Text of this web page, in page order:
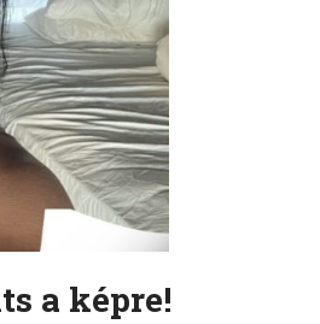
a képre!